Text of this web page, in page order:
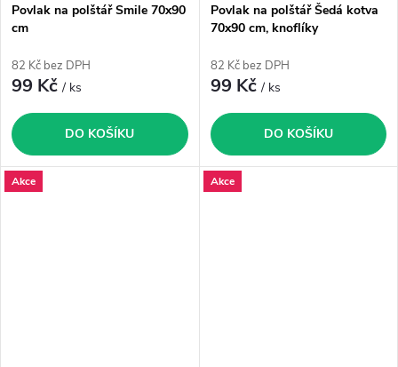
Povlak na polštář Smile 70x90
cm
82 Kč bez DPH
99 Kč/ ks
DO KOŠÍKU
Povlak na polštář Šedá kotva
70x90 cm, knoflíky
82 Kč bez DPH
99 Kč/ ks
DO KOŠÍKU
Akce Akce